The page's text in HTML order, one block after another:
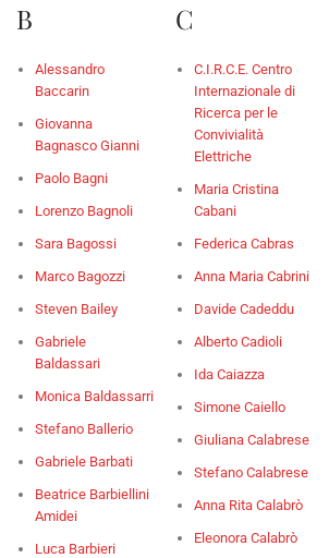
B
Alessandro
Baccarin
Giovanna
Bagnasco Gianni
Paolo Bagni
Lorenzo Bagnoli
Sara Bagossi
Marco Bagozzi
Steven Bailey
Gabriele
Baldassari
Monica Baldassarri
Stefano Ballerio
Gabriele Barbati
Beatrice Barbiellini
Amidei
Luca Barbieri
C
C.I.R.C.E. Centro
Internazionale di
Ricerca per le
Convivialità
Elettriche
Maria Cristina
Cabani
Federica Cabras
Anna Maria Cabrini
Davide Cadeddu
Alberto Cadioli
Ida Caiazza
Simone Caiello
Giuliana Calabrese
Stefano Calabrese
Anna Rita Calabrò
Eleonora Calabrò